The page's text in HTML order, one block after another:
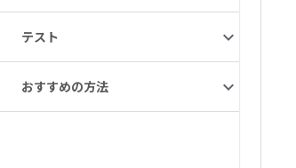
テスト
おすすめの方法